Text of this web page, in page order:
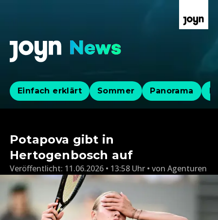
Einfach erklärt Sommer Panorama
Potapova gibt in
Hertogenbosch auf
Veröffentlicht: 11.06.2026 • 13:58 Uhr von Agenturen